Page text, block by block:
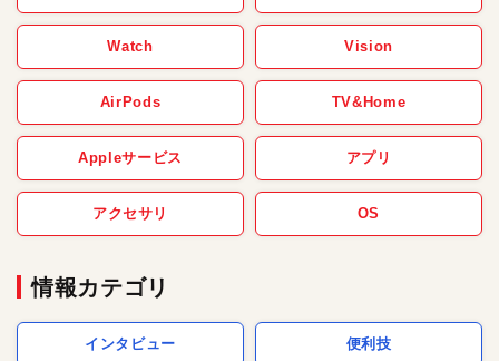
Watch Vision
AirPods TV&Home
Appleサービス アプリ
アクセサリ OS
情報カテゴリ
インタビュー 便利技